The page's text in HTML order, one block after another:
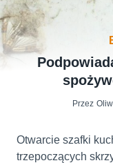
Przez
Otwarcie szafki
trzepoczących